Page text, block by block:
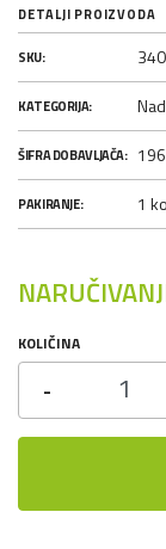
DETALJI PROIZVODA
SKU:
KATEGORIJA:
ŠIFRA DOBAVLJAČA:
PAKIRANJE: 1
KOLIČINA
-